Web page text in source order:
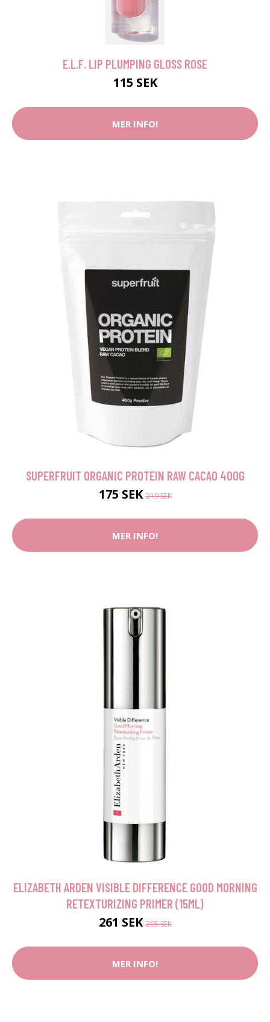
E.L.F. LIP PLUMPING GLOSS ROSE
115 SEK
MER INFO!
SUPERFRUIT ORGANIC PROTEIN RAW CACAO 400G
175 SEK219 SEK
MER INFO!
ELIZABETH ARDEN VISIBLE DIFFERENCE GOOD MORNING
RETEXTURIZING PRIMER (15ML)
261 SEK295 SEK
MER INFO!